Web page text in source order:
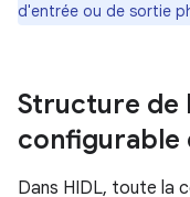
d'entrée ou de sortie
Structure de
configurable
Dans HIDL, toute la